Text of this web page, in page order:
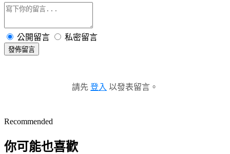
公開留言 私密留言
發佈留言
請先 登入 以發表留言。
Recommended
你可能也喜歡